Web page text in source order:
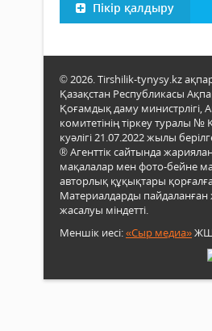
Пікір қалдыру
© 2026. Tirshilik-tynysy.kz
Қазақстан Республикасы
Қоғамдық даму министрлігі,
комитетінің тіркеу туралы №
куәлігі 21.07.2022 жылы
® Агенттік сайтында
мақалалар мен фото-бейне
авторлық құқықтары
Материалдарды пайдаланған
жасалуы міндетті.
Меншік иесі:«Сыр медиа»